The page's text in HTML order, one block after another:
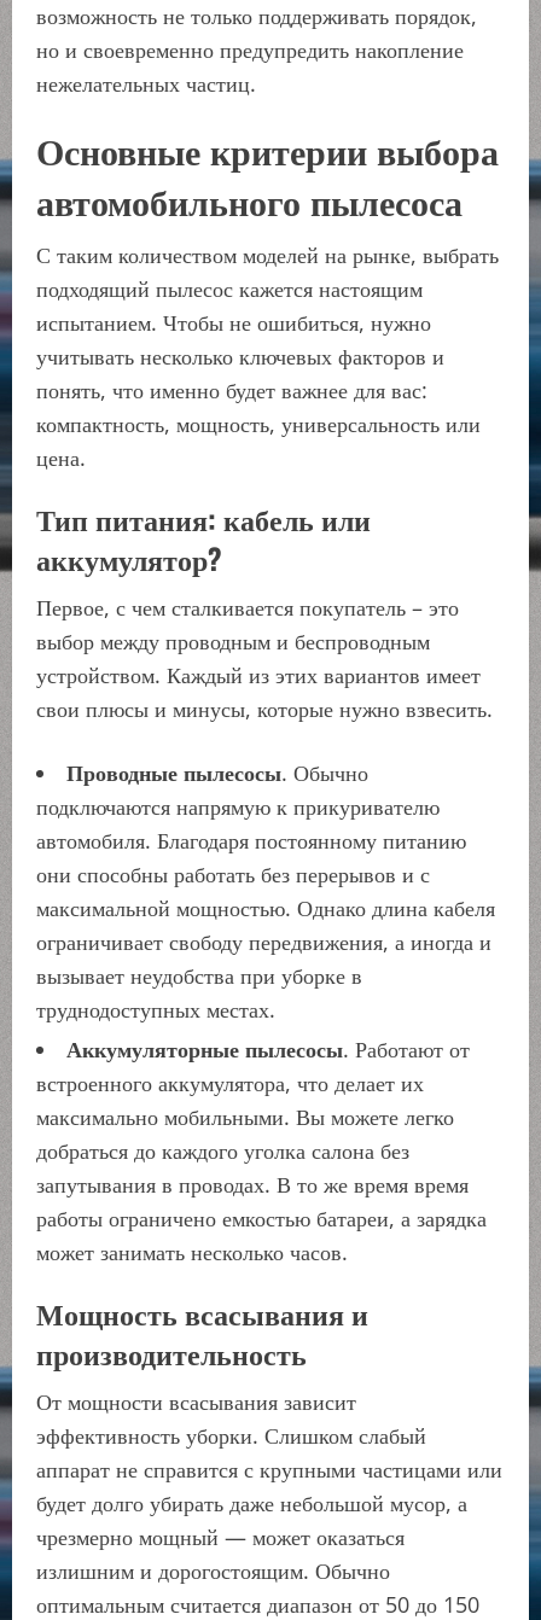
возможность не только поддерживать порядок,
но и своевременно предупредить накопление
нежелательных частиц.
Основные критерии выбора
автомобильного пылесоса
С таким количеством моделей на рынке, выбрать
подходящий пылесос кажется настоящим
испытанием. Чтобы не ошибиться, нужно
учитывать несколько ключевых факторов и
понять, что именно будет важнее для вас:
компактность, мощность, универсальность или
цена.
Тип питания: кабель или
аккумулятор?
Первое, с чем сталкивается покупатель – это
выбор между проводным и беспроводным
устройством. Каждый из этих вариантов имеет
свои плюсы и минусы, которые нужно взвесить.
Проводные пылесосы. Обычно
подключаются напрямую к прикуривателю
автомобиля. Благодаря постоянному питанию
они способны работать без перерывов и с
максимальной мощностью. Однако длина кабеля
ограничивает свободу передвижения, а иногда и
вызывает неудобства при уборке в
труднодоступных местах.
Аккумуляторные пылесосы. Работают от
встроенного аккумулятора, что делает их
максимально мобильными. Вы можете легко
добраться до каждого уголка салона без
запутывания в проводах. В то же время время
работы ограничено емкостью батареи, а зарядка
может занимать несколько часов.
Мощность всасывания и
производительность
От мощности всасывания зависит
эффективность уборки. Слишком слабый
аппарат не справится с крупными частицами или
будет долго убирать даже небольшой мусор, а
чрезмерно мощный — может оказаться
излишним и дорогостоящим. Обычно
оптимальным считается диапазон от 50 до 150